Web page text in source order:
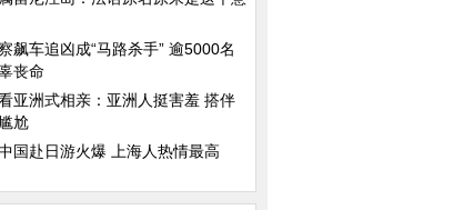
飙车追凶成“马路杀手” 逾5000名
丧命
亚洲式相亲：亚洲人挺害羞 搭伴
尬
国赴日游火爆 上海人热情最高